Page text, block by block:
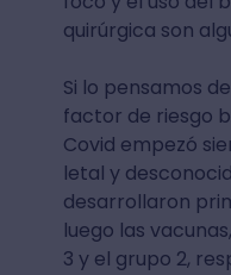
quirúrgica son
Si lo pensamos
factor de riesgo
Covid empezó
letal y
desarrollaron
luego las
3 y el grupo 2,